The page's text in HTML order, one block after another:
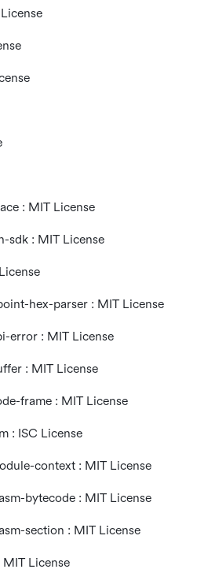
: MIT License
sdk : MIT License
hex-parser : MIT License
error : MIT License
: MIT License
frame : MIT License
: ISC License
context : MIT License
bytecode : MIT License
section : MIT License
MIT License